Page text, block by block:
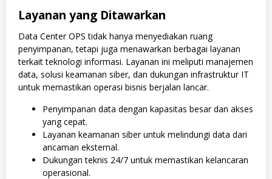
Layanan yang Ditawarkan
Data Center OPS tidak hanya menyediakan ruang
penyimpanan, tetapi juga menawarkan berbagai layanan
terkait teknologi informasi. Layanan ini meliputi manajemen
data, solusi keamanan siber, dan dukungan infrastruktur IT
untuk memastikan operasi bisnis berjalan lancar.
Penyimpanan data dengan kapasitas besar dan akses
yang cepat.
Layanan keamanan siber untuk melindungi data dari
ancaman eksternal.
Dukungan teknis 24/7 untuk memastikan kelancaran
operasional.